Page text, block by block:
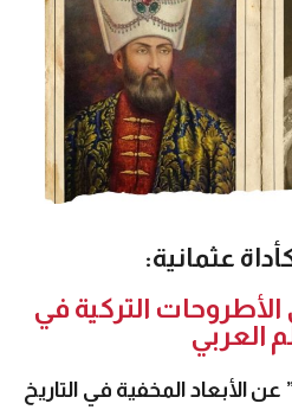
عثمانية:
التركية في
العربي
المخفية في التاريخ